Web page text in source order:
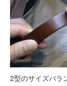
2型のサイズバラ